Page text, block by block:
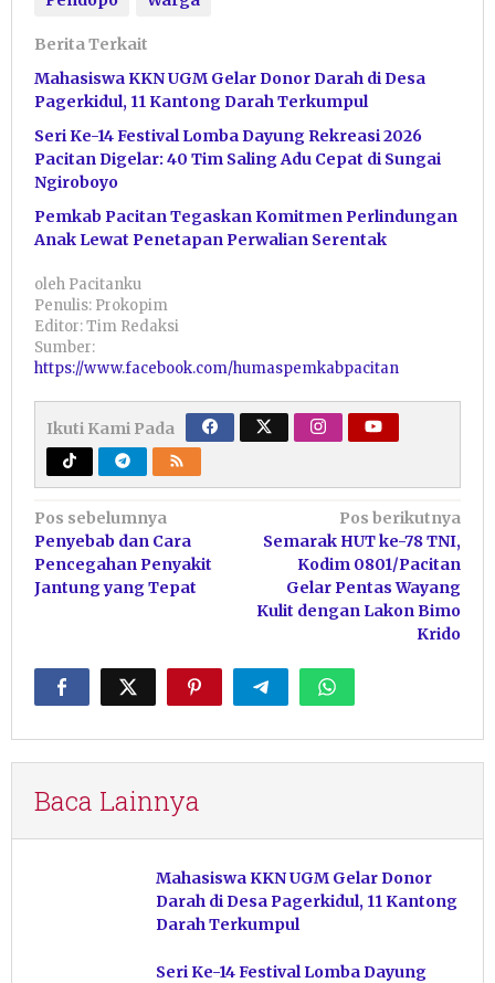
Berita Terkait
Mahasiswa KKN UGM Gelar Donor Darah di Desa
Pagerkidul, 11 Kantong Darah Terkumpul
Seri Ke-14 Festival Lomba Dayung Rekreasi 2026
Pacitan Digelar: 40 Tim Saling Adu Cepat di Sungai
Ngiroboyo
Pemkab Pacitan Tegaskan Komitmen Perlindungan
Anak Lewat Penetapan Perwalian Serentak
oleh Pacitanku
Penulis: Prokopim
Editor: Tim Redaksi
Sumber:
https://www.facebook.com/humaspemkabpacitan
Ikuti Kami Pada
Navigasi
pos
Pos sebelumnya
Penyebab dan Cara
Pencegahan Penyakit
Jantung yang Tepat
Pos berikutnya
Semarak HUT ke-78 TNI,
Kodim 0801/Pacitan
Gelar Pentas Wayang
Kulit dengan Lakon Bimo
Krido
Baca Lainnya
Mahasiswa KKN UGM Gelar Donor
Darah di Desa Pagerkidul, 11 Kantong
Darah Terkumpul
Seri Ke-14 Festival Lomba Dayung